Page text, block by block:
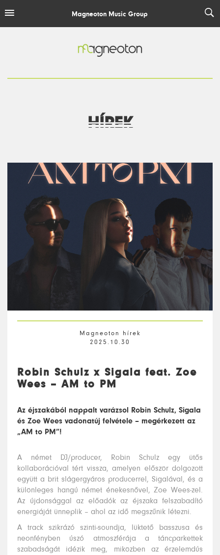
Magneoton Music Group
MAGNEOTON
ELEPHANT HOUSE
HÍREK
Magneoton hírek
2025.10.30
Robin Schulz x Sigala feat. Zoe
Wees – AM to PM
Az éjszakából nappalt varázsol Robin Schulz, Sigala
és Zoe Wees vadonatúj felvétele – megérkezett az
„AM to PM”!
A német DJ/producer, Robin Schulz egy ütős
kollaborációval tért vissza, amelyen először dolgozott
együtt a brit slágergyáros producerrel, Sigalával, és a
különleges hangú német énekesnővel, Zoe Wees-zel.
Az újdonsággal az előadók az éjszaka felszabadító
energiáját ünneplik – ahol az idő megszűnik létezni.
A track szikrázó szinti-soundja, lüktető basszusa és
neonfényben úszó atmoszférája a táncparkettek
szabadságát idézik meg, miközben az érzelemdús